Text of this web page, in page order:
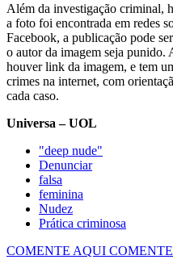
Além da investigação criminal,
a foto foi encontrada em redes
Facebook, a publicação pode
o autor da imagem seja punido.
houver link da imagem, e tem
crimes na internet, com
cada caso.
Universa – UOL
"deep nude"
Denunciar
falsa
feminina
Nudez
Prática criminosa
COMENTE AQUI